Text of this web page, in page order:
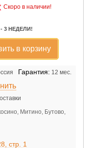
Скоро в наличии!
3 НЕДЕЛИ!
в корзину
Гарантия: 12 мес.
Митино, Бутово,
стр. 1